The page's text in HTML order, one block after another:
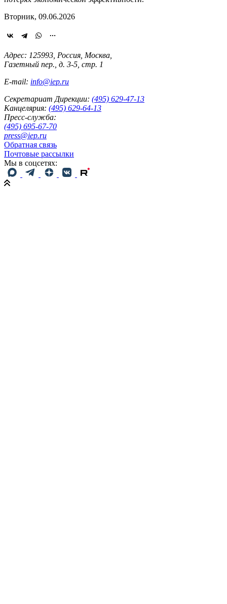
Вторник, 09.06.2026
Адрес: 125993, Россия, Москва,
Газетный пер., д. 3-5, стр. 1
E-mail: info@iep.ru
Секретариат Дирекции: (495) 629-47-13
Канцелярия: (495) 629-64-13
Пресс-служба:
(495) 695-67-70
press@iep.ru
Обратная связь
Почтовые рассылки
Мы в соцсетях: